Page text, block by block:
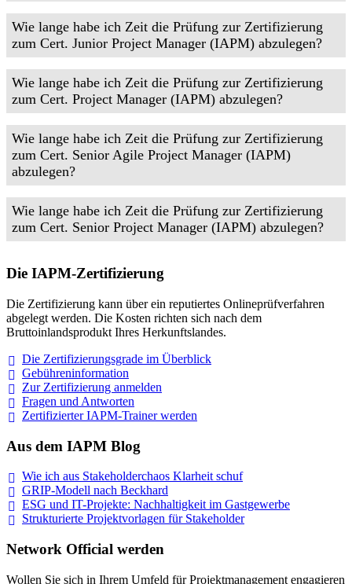
Wie lange habe ich Zeit die Prüfung zur Zertifizierung
zum Cert. Junior Project Manager (IAPM) abzulegen?
Wie lange habe ich Zeit die Prüfung zur Zertifizierung
zum Cert. Project Manager (IAPM) abzulegen?
Wie lange habe ich Zeit die Prüfung zur Zertifizierung
zum Cert. Senior Agile Project Manager (IAPM)
abzulegen?
Wie lange habe ich Zeit die Prüfung zur Zertifizierung
zum Cert. Senior Project Manager (IAPM) abzulegen?
Die IAPM-Zertifizierung
Die Zertifizierung kann über ein reputiertes Onlineprüfverfahren
abgelegt werden. Die Kosten richten sich nach dem
Bruttoinlandsprodukt Ihres Herkunftslandes.
Die Zertifizierungsgrade im Überblick
Gebühreninformation
Zur Zertifizierung anmelden
Fragen und Antworten
Zertifizierter IAPM-Trainerwerden
Aus dem IAPM Blog
Wie ich aus Stakeholderchaos Klarheit schuf
GRIP-Modell nach Beckhard
ESG und IT-Projekte: Nachhaltigkeit im Gastgewerbe
Strukturierte Projektvorlagen für Stakeholder
Network Official werden
Wollen Sie sich in Ihrem Umfeld für Projektmanagement engagieren